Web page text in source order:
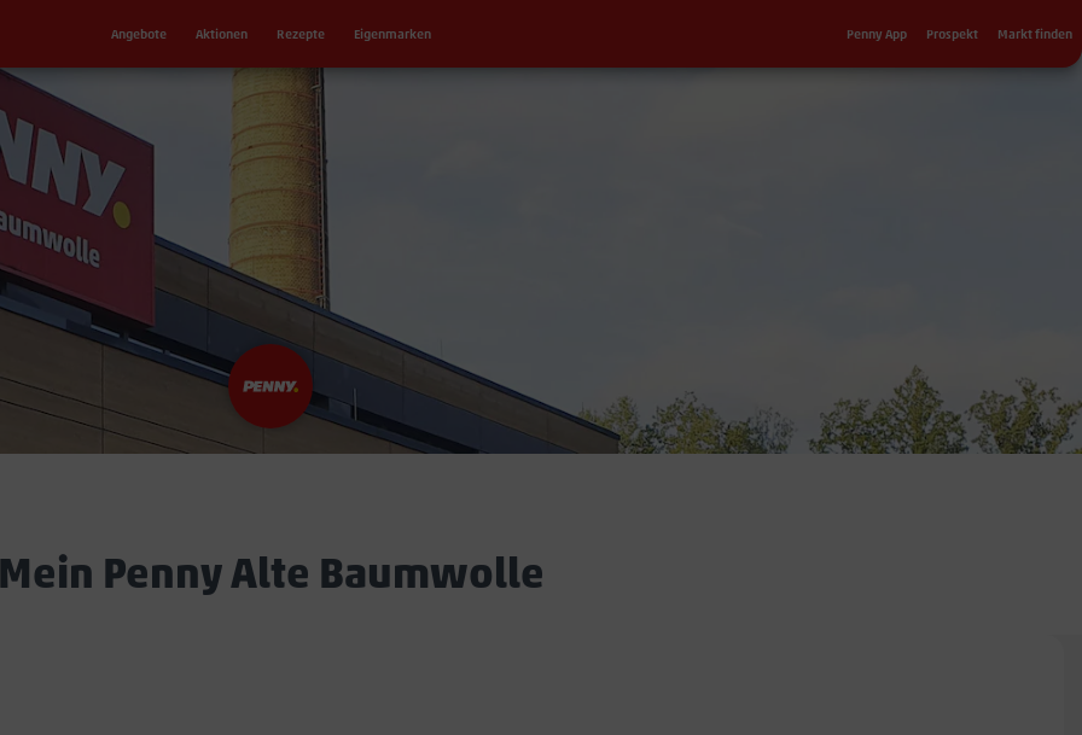
Angebote Aktionen Rezepte Eigenmarken Sekundärnavigation
Penny App Prospekt Markt finden
Mein Penny Alte Baumwolle